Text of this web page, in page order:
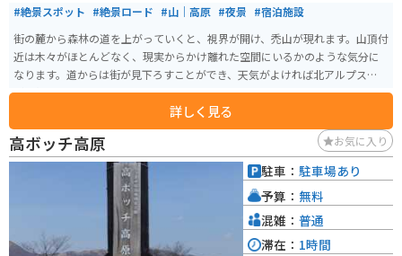
#絶景スポット #絶景ロード #山｜高原 #夜景 #宿泊施設
街の麓から森林の道を上がっていくと、視界が開け、禿山が現れます。山頂付
近は木々がほとんどなく、現実からかけ離れた空間にいるかのような気分に
なります。道からは街が見下ろすことができ、天気がよければ北アルプスなど
が一望できます。
詳しく見る
高ボッチ高原 お気に入り
駐車： 駐車場あり
予算： 無料
混雑： 普通
滞在： 1時間